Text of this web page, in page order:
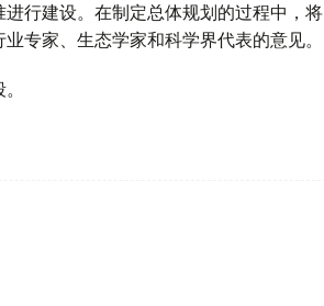
行建设。在制定总体规划的过程中，将
专家、生态学家和科学界代表的意见。